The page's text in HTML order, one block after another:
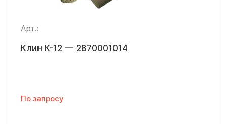
Арт.:
Клин К-12 — 2870001014
По запросу